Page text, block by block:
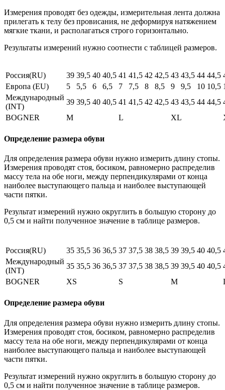
Измерения проводят без одежды, измерительная лента должна
прилегать к телу без провисания, не деформируя натяжением
мягкие ткани, и располагаться строго горизонтально.
Результаты измерений нужно соотнести с таблицей размеров.
Россия(RU) 39 39,5 40 40,5 41 41,5 42 42,5 43 43,5 44 44,5
Европа (EU)
5 5,5 6 6,5 7 7,5 8 8,5 9 9,5 10 10,5
Международный
(INT)
39 39,5 40 40,5 41 41,5 42 42,5 43 43,5 44 44,5
BOGNER
M L XL
Определение размера обуви
Для определения размера обуви нужно измерить длину стопы.
Измерения проводят стоя, босиком, равномерно распределив
массу тела на обе ноги, между перпендикулярами от конца
наиболее выступающего пальца и наиболее выступающей
части пятки.
Результат измерений нужно округлить в большую сторону до
0,5 см и найти полученное значение в таблице размеров.
Россия(RU) 35 35,5 36 36,5 37 37,5 38 38,5 39 39,5 40 40,5
Международный
(INT)
35 35,5 36 36,5 37 37,5 38 38,5 39 39,5 40 40,5
BOGNER
XS S M
Определение размера обуви
Для определения размера обуви нужно измерить длину стопы.
Измерения проводят стоя, босиком, равномерно распределив
массу тела на обе ноги, между перпендикулярами от конца
наиболее выступающего пальца и наиболее выступающей
части пятки.
Результат измерений нужно округлить в большую сторону до
0,5 см и найти полученное значение в таблице размеров.